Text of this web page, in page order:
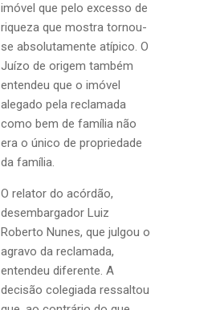
imóvel que pelo excesso de
riqueza que mostra tornou-
se absolutamente atípico. O
Juízo de origem também
entendeu que o imóvel
alegado pela reclamada
como bem de família não
era o único de propriedade
da família.
O relator do acórdão,
desembargador Luiz
Roberto Nunes, que julgou o
agravo da reclamada,
entendeu diferente. A
decisão colegiada ressaltou